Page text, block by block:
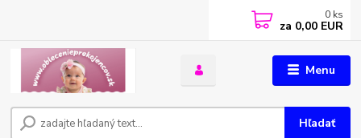
Menu
Hľadať
0 ks
za 0,00 EUR